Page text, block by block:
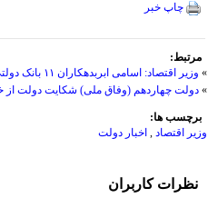
چاپ خبر
مرتبط:
» وزیر اقتصاد: اسامی ابربدهکاران ۱۱ بانک دولتی اعلام شد
» دولت چهاردهم (وفاق ملی) شکایت دولت از
برچسب ها:
وزیر اقتصاد , اخبار دولت
نظرات کاربران